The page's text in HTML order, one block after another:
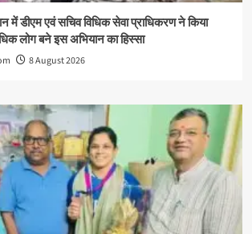
में डीएम एवं सचिव विधिक सेवा प्राधिकरण ने किया
लोग बने इस अभियान का हिस्सा
8 August 2026